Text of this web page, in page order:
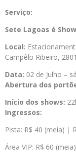
Serviço:
Sete Lagoas é
Local:
Campêlo Ribeiro,
Data: 02 de Julho –
Abertura dos
Início dos shows:
Ingressos:
Pista: R$ 40 (meia) |
Área VIP: R$ 60